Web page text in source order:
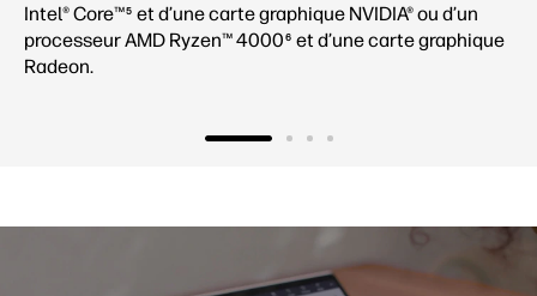
Intel® Core™5 et d’une carte graphique NVIDIA® ou d’un
processeur AMD Ryzen™ 4000 6 et d’une carte graphique
Radeon.